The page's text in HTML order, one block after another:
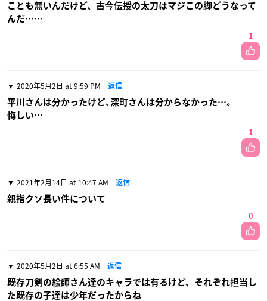
ことも無いんだけど、古今伝授の太刀はマジこの脚どうなって
んだ……
1
2020年5月2日 at 9:59 PM 返信
平川さんは分かったけど､深町さんは分からなかった…｡
悔しい…
1
2021年2月14日 at 10:47 AM 返信
親指クソ長い件について
0
2020年5月2日 at 6:55 AM 返信
既存刀剣の絵師さん達のキャラでは有るけど、それぞれ担当し
た既存の子達は少年だったからね